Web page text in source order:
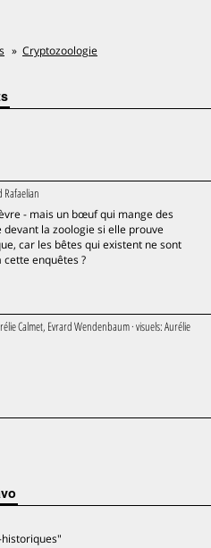
Cryptozoologie
Rafaelian
- mais un bœuf qui mange des
la zoologie si elle prouve
car les bêtes qui existent ne sont
enquêtes ?
Calmet, Evrard Wendenbaum· visuels:Aurélie